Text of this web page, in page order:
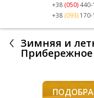
+38 (050)
+38 (093)
Зимняя и